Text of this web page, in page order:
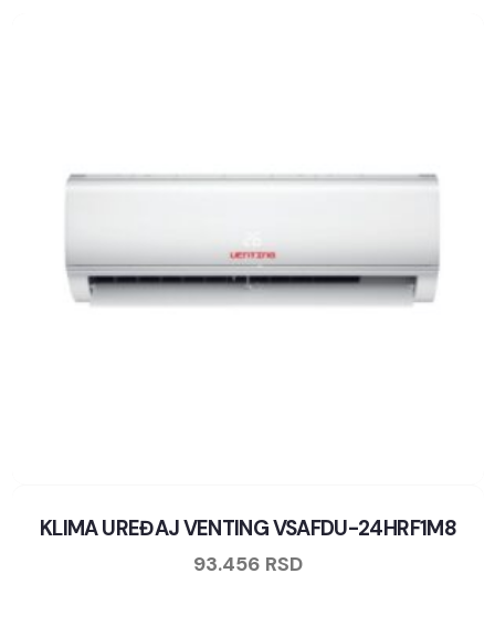
KLIMA UREĐAJ VENTING VSAFDU-24HRF1M8
93.456 RSD